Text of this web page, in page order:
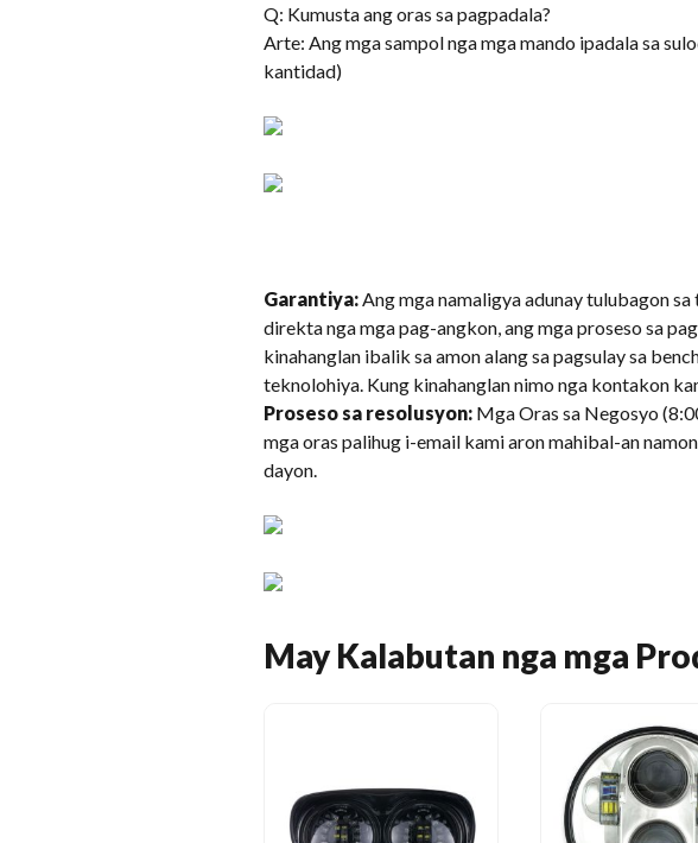
Q: Kumusta ang oras sa pagpadala?
Arte: Ang mga sampol nga mga mando ipadala sa
kantidad)
Garantiya:Ang mga namaligya adunay tulubagon
direkta nga mga pag-angkon, ang mga proseso sa
kinahanglan ibalik sa amon alang sa pagsulay sa
teknolohiya. Kung kinahanglan nimo nga kontakon
Proseso sa resolusyon: Mga Oras sa Negosyo
mga oras palihug i-email kami aron mahibal-an
dayon.
May Kalabutan nga mga